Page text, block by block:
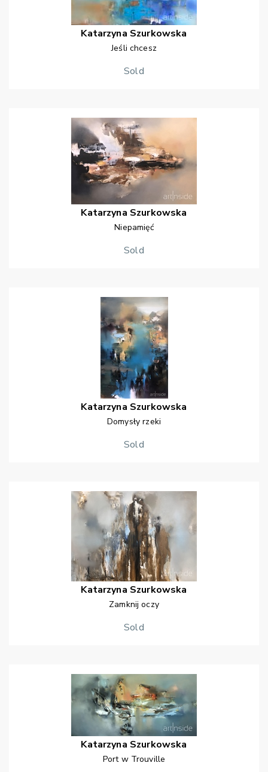
Katarzyna Szurkowska
Jeśli chcesz
Sold
Katarzyna Szurkowska
Niepamięć
Sold
Katarzyna Szurkowska
Domysły rzeki
Sold
Katarzyna Szurkowska
Zamknij oczy
Sold
Katarzyna Szurkowska
Port w Trouville